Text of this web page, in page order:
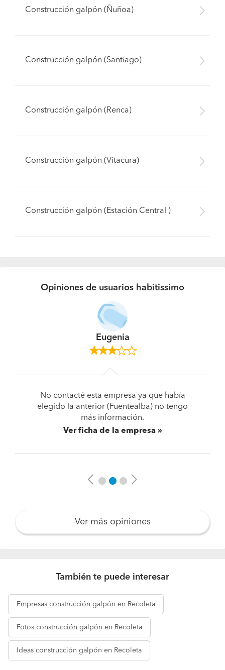
Construcción galpón (Ñuñoa)
Construcción galpón (Santiago)
Construcción galpón (Renca)
Construcción galpón (Vitacura)
Construcción galpón (Estación Central )
Opiniones de usuarios habitissimo
Eugenia
No contacté esta empresa ya que había
elegido la anterior (Fuentealba) no tengo
más información.
Ver ficha de la empresa
Previous Next
Ver más opiniones
También te puede interesar
Empresas construcción galpón en Recoleta
Fotos construcción galpón en Recoleta
Ideas construcción galpón en Recoleta
Pide presupuestos